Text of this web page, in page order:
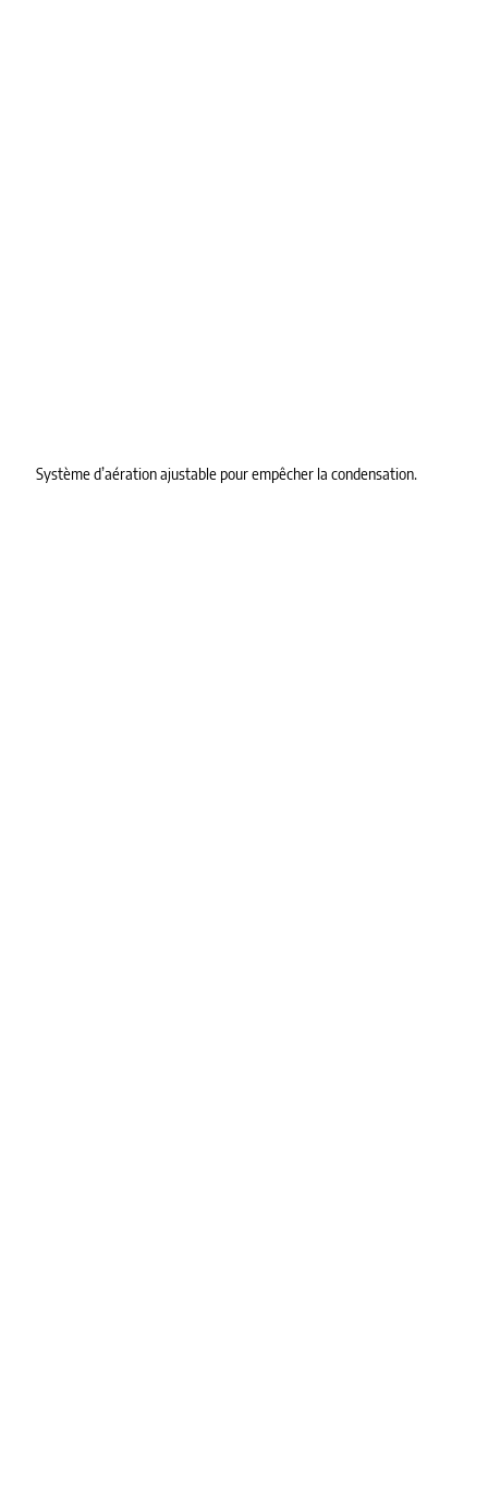
Système d’aération ajustable pour empêcher la condensation.